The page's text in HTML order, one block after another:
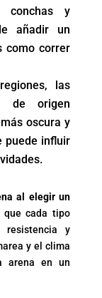
conchas y
añadir un
como correr
las
de origen
oscura y
puede influir
al elegir un
que cada tipo
resistencia y
y el clima
arena en un